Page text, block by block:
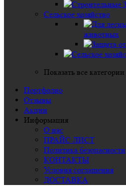
Сельское хозяйство
животных
Показать все категории
Портфолио
Отзывы
Акции
Информация
О нас
ПРАЙС ЛИСТ
Политика безопасности
КОНТАКТЫ
Условия соглашения
ДОСТАВКА